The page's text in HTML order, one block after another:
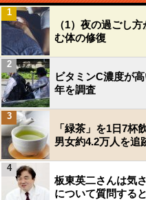
（1）夜の過ごし
む体の修復
1
ビタミンC濃度が
年を調査
2
「緑茶」を1日7
男女約4.2万人を追
3
板東英二さんは気
について質問する
4